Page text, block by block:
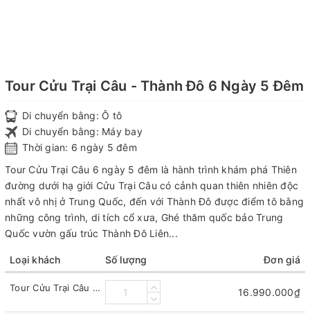
Tour Cửu Trại Câu - Thành Đô 6 Ngày 5 Đêm
Di chuyển bằng: Ô tô
Di chuyển bằng: Máy bay
Thời gian: 6 ngày 5 đêm
Tour Cửu Trại Câu 6 ngày 5 đêm là hành trình khám phá Thiên
đường dưới hạ giới Cửu Trại Câu có cảnh quan thiên nhiên độc
nhất vô nhị ở Trung Quốc, đến với Thành Đô được điểm tô bằng
những công trình, di tích cổ xưa, Ghé thăm quốc bảo Trung
Quốc vườn gấu trúc Thành Đô Liên...
Loại khách Số lượng Đơn giá
Tour Cửu Trại Câu - Thành Đô 6 Ngày 5 Đêm 16.990.000₫